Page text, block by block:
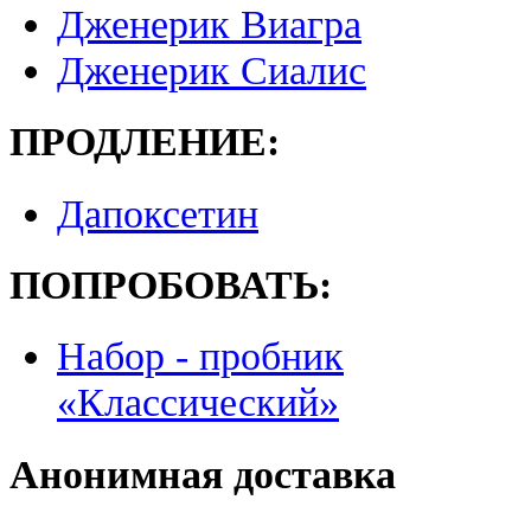
Дженерик Виагра
Дженерик Сиалис
ПРОДЛЕНИЕ:
Дапоксетин
ПОПРОБОВАТЬ:
Набор - пробник
«Классический»
Анонимная доставка